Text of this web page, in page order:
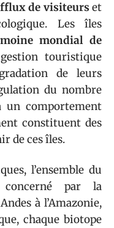
de visiteurs et
Les îles
mondial de
touristique
de leurs
du nombre
un comportement
constituent des
de ces îles.
l’ensemble du
par la
à l’Amazonie,
chaque biotope